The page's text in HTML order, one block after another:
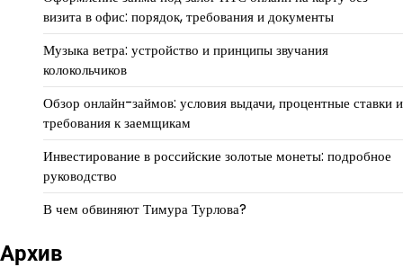
визита в офис: порядок, требования и документы
Музыка ветра: устройство и принципы звучания
колокольчиков
Обзор онлайн-займов: условия выдачи, процентные ставки и
требования к заемщикам
Инвестирование в российские золотые монеты: подробное
руководство
В чем обвиняют Тимура Турлова?
Архив